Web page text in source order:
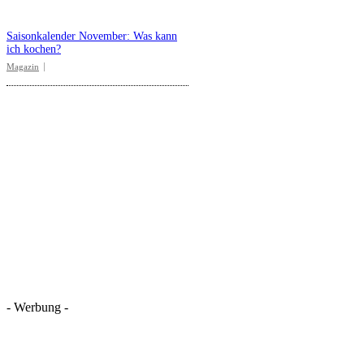
Saisonkalender November: Was kann
ich kochen?
Magazin
- Werbung -